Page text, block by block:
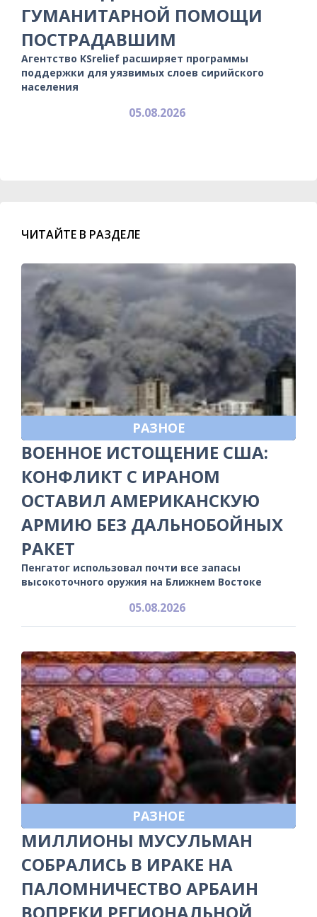
ГУМАНИТАРНОЙ ПОМОЩИ
ПОСТРАДАВШИМ
Агентство KSrelief расширяет программы
поддержки для уязвимых слоев сирийского
населения
05.08.2026
ЧИТАЙТЕ В РАЗДЕЛЕ
РАЗНОЕ
ВОЕННОЕ ИСТОЩЕНИЕ США:
КОНФЛИКТ С ИРАНОМ
ОСТАВИЛ АМЕРИКАНСКУЮ
АРМИЮ БЕЗ ДАЛЬНОБОЙНЫХ
РАКЕТ
Пенгатог использовал почти все запасы
высокоточного оружия на Ближнем Востоке
05.08.2026
РАЗНОЕ
МИЛЛИОНЫ МУСУЛЬМАН
СОБРАЛИСЬ В ИРАКЕ НА
ПАЛОМНИЧЕСТВО АРБАИН
ВОПРЕКИ РЕГИОНАЛЬНОЙ